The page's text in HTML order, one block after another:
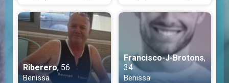
Riberero, 56
Benissa
Francisco-J-Brotons,
34
Benissa